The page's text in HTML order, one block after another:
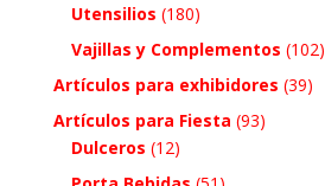
Utensilios (180)
Vajillas y Complementos (102)
Artículos para exhibidores (39)
Artículos para Fiesta (93)
Dulceros (12)